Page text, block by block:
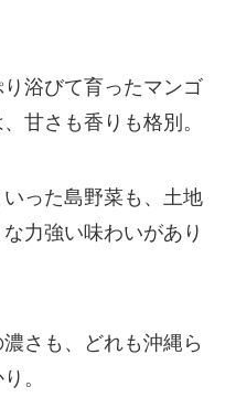
浴びて育ったマンゴ
甘さも香りも格別。
った島野菜も、土地
力強い味わいがあり
さも、どれも沖縄ら
。